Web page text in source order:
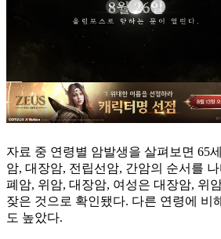
자료 중 연령별 암발생을 살펴보면 65
암, 대장암, 전립선암, 간암의 순서를
폐암, 위암, 대장암, 여성은 대장암, 위
잦은 것으로 확인됐다. 다른 연령에 비
도 높았다.